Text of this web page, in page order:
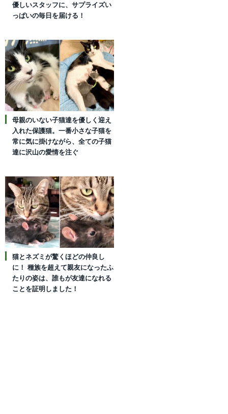
優しいスタッフに、サプライズい
っぱいの毎日を届ける！
母親のいない子猫達を優しく迎え
入れた保護猫。一番小さな子猫を
常に気に掛けながら、全ての子猫
達に沢山の愛情を注ぐ
猫とネズミが驚くほどの仲良し
に！ 種族を超えて親友になったふ
たりの姿は、誰もが友達になれる
ことを証明しました！